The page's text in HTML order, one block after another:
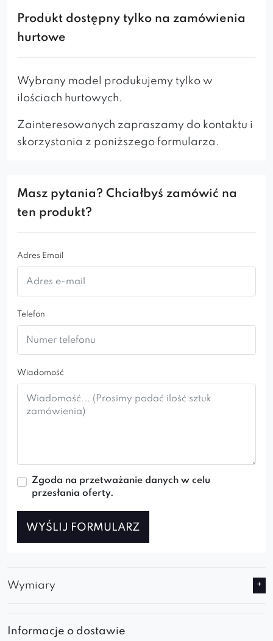
nowoczesnych
mieszkaniach, hotelach
gabinetach
popularnym meblem, m.in. wśród kobiet
karmiących dzieci. Zyskał wiele pozytywnych
opinii i usatysfakcjonowanych nabywców.
* Fotel w wersji standardowej posiada lamówkę
Produkt dostępny tylko na zamówienia
hurtowe
Wybrany model produkujemy tylko w
ilościach hurtowych.
Zainteresowanych zapraszamy do kontaktu i
skorzystania z poniższego formularza.
Masz pytania? Chciałbyś zamówić na
ten produkt?
Adres Email
Telefon
Wiadomość
Zgoda na przetważanie danych w celu
przesłania oferty.
WYŚLIJ FORMULARZ
Wymiary
Informacje o dostawie